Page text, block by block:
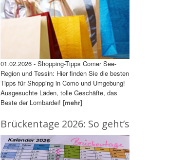
01.02.2026 - Shopping-Tipps Comer See-
Region und Tessin: Hier finden Sie die besten
Tipps für Shopping in Como und Umgebung!
Ausgesuchte Läden, tolle Geschäfte, das
Beste der Lombardei! [mehr]
Brückentage 2026: So geht’s